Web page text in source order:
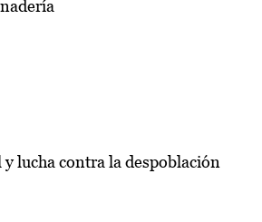
lucha contra la despoblación